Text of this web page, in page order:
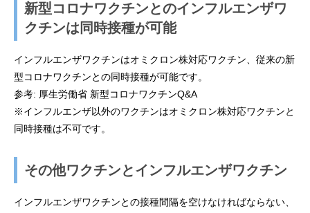
新型コロナワクチンとのインフルエンザワ
クチンは同時接種が可能
インフルエンザワクチンはオミクロン株対応ワクチン、従来の新
型コロナワクチンとの同時接種が可能です。
参考: 厚生労働省 新型コロナワクチンQ&A
※インフルエンザ以外のワクチンはオミクロン株対応ワクチンと
同時接種は不可です。
その他ワクチンとインフルエンザワクチン
インフルエンザワクチンとの接種間隔を空けなければならない、